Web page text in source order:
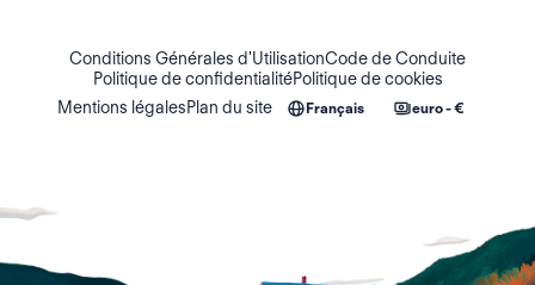
Conditions Générales d'UtilisationCode de Conduite
Politique de confidentialitéPolitique de cookies
Mentions légalesPlan du site Français euro - €